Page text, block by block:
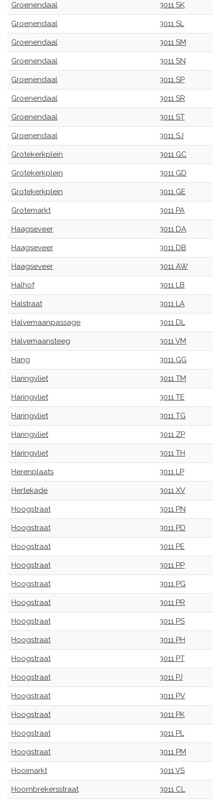
Groenendaal 3011 SK
Groenendaal 3011 SL
Groenendaal 3011 SM
Groenendaal 3011 SN
Groenendaal 3011 SP
Groenendaal 3011 SR
Groenendaal 3011 ST
Groenendaal 3011 SJ
Grotekerkplein 3011 GC
Grotekerkplein 3011 GD
Grotekerkplein 3011 GE
Grotemarkt 3011 PA
Haagseveer 3011 DA
Haagseveer 3011 DB
Haagseveer 3011 AW
Halhof 3011 LB
Halstraat 3011 LA
Halvemaanpassage 3011 DL
Halvemaansteeg 3011 VM
Hang 3011 GG
Haringvliet 3011 TM
Haringvliet 3011 TE
Haringvliet 3011 TG
Haringvliet 3011 ZP
Haringvliet 3011 TH
Herenplaats 3011 LP
Hertekade 3011 XV
Hoogstraat 3011 PN
Hoogstraat 3011 PD
Hoogstraat 3011 PE
Hoogstraat 3011 PP
Hoogstraat 3011 PG
Hoogstraat 3011 PR
Hoogstraat 3011 PS
Hoogstraat 3011 PH
Hoogstraat 3011 PT
Hoogstraat 3011 PJ
Hoogstraat 3011 PV
Hoogstraat 3011 PK
Hoogstraat 3011 PL
Hoogstraat 3011 PM
Hooimarkt 3011 VS
Hoornbrekersstraat 3011 CL